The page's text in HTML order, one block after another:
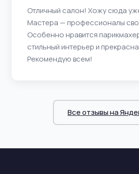
Отличный салон! Хожу сюда
Мастера — профессионалы
Особенно нравится
стильный интерьер и
Рекомендую всем!
Все отзывы на